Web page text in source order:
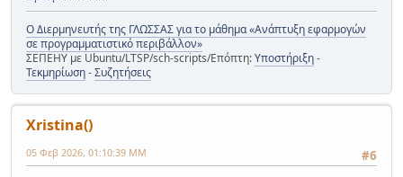
Ο Διερμηνευτής της ΓΛΩΣΣΑΣ για το μάθημα «Ανάπτυξη εφαρμογών
σε προγραμματιστικό περιβάλλον»
ΣΕΠΕΗΥ με Ubuntu/LTSP/sch-scripts/Επόπτη:Υποστήριξη-
Τεκμηρίωση-Συζητήσεις
Xristina()
#6
05 Φεβ 2026, 01:10:39 ΜΜ